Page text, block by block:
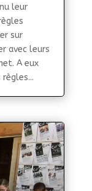
leur
sur
avec leurs
A eux